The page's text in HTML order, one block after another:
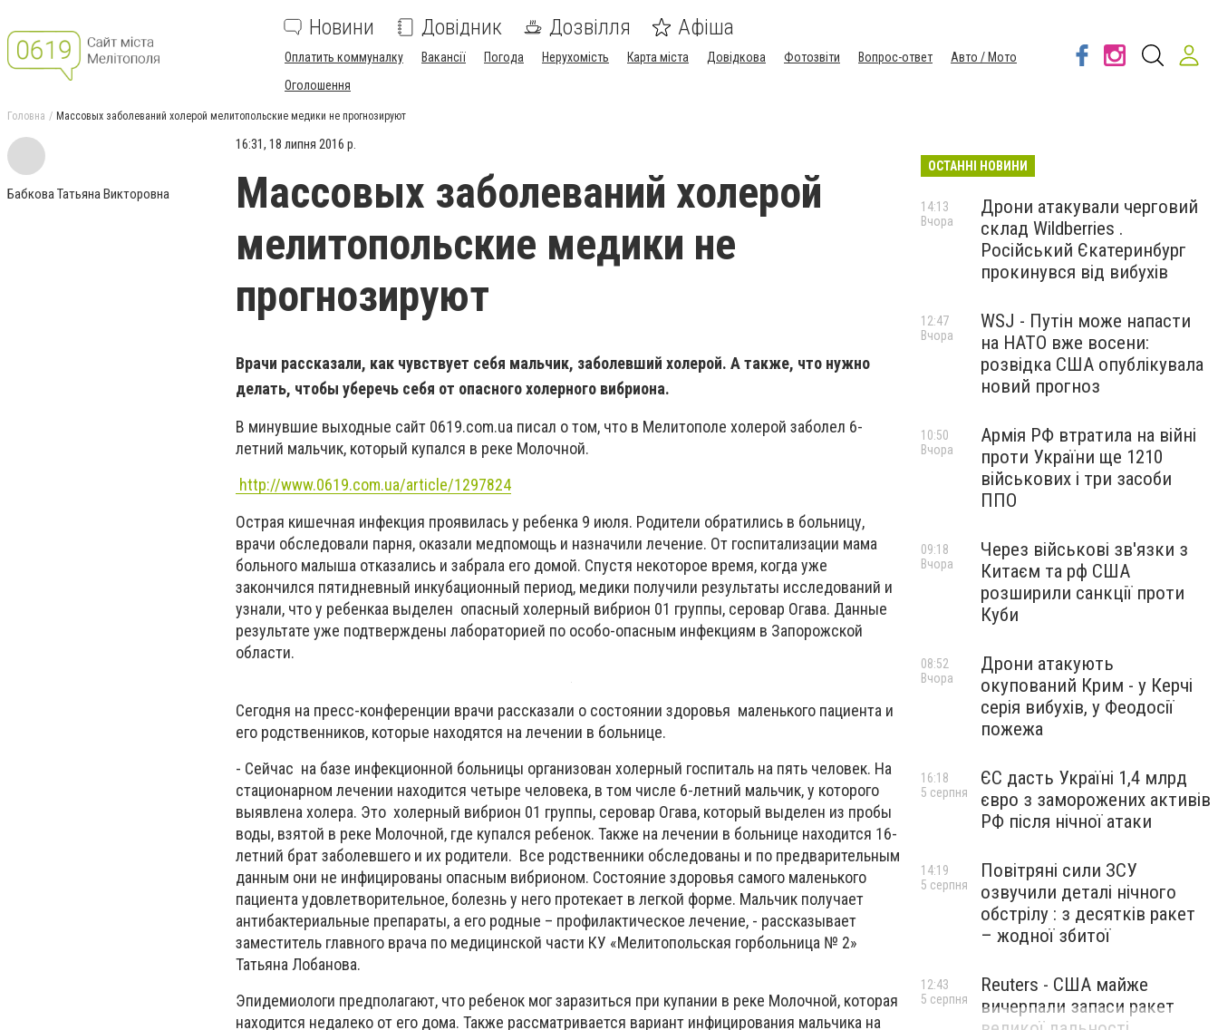
Новини Довідник Дозвілля Афіша
Оплатить коммуналку Вакансії Погода Нерухомість Карта міста Довідкова Фотозвіти Вопрос-ответ
Авто / Мото
Оголошення
Головна Массовых заболеваний холерой мелитопольские медики не прогнозируют
Бабкова Татьяна Викторовна
16:31, 18 липня 2016 р.
Массовых заболеваний холерой
мелитопольские медики не
прогнозируют
Врачи рассказали, как чувствует себя мальчик, заболевший холерой. А также, что нужно
делать, чтобы уберечь себя от опасного холерного вибриона.
В минувшие выходные сайт 0619.com.ua писал о том, что в Мелитополе холерой заболел 6-
летний мальчик, который купался в реке Молочной.
http://www.0619.com.ua/article/1297824
Острая кишечная инфекция проявилась у ребенка 9 июля. Родители обратились в больницу,
врачи обследовали парня, оказали медпомощь и назначили лечение. От госпитализации мама
больного малыша отказались и забрала его домой. Спустя некоторое время, когда уже
закончился пятидневный инкубационный период, медики получили результаты исследований и
узнали, что у ребенкаа выделен опасный холерный вибрион 01 группы, серовар Огава. Данные
результате уже подтверждены лабораторией по особо-опасным инфекциям в Запорожской
области.
Сегодня на пресс-конференции врачи рассказали о состоянии здоровья маленького пациента и
его родственников, которые находятся на лечении в больнице.
- Сейчас на базе инфекционной больницы организован холерный госпиталь на пять человек. На
стационарном лечении находится четыре человека, в том числе 6-летний мальчик, у которого
выявлена холера. Это холерный вибрион 01 группы, серовар Огава, который выделен из пробы
воды, взятой в реке Молочной, где купался ребенок. Также на лечении в больнице находится 16-
летний брат заболевшего и их родители. Все родственники обследованы и по предварительным
данным они не инфицированы опасным вибрионом. Состояние здоровья самого маленького
пациента удовлетворительное, болезнь у него протекает в легкой форме. Мальчик получает
антибактериальные препараты, а его родные – профилактическое лечение, - рассказывает
заместитель главного врача по медицинской части КУ «Мелитопольская горбольница № 2»
Татьяна Лобанова.
Эпидемиологи предполагают, что ребенок мог заразиться при купании в реке Молочной, которая
находится недалеко от его дома. Также рассматривается вариант инфицирования мальчика на
ОСТАННІ НОВИНИ
Дрони атакували черговий
склад Wildberries .
Російський Єкатеринбург
прокинувся від вибухів
14:13
Вчора
WSJ - Путін може напасти
на НАТО вже восени:
розвідка США опублікувала
новий прогноз
12:47
Вчора
Армія РФ втратила на війні
проти України ще 1210
військових і три засоби
ППО
10:50
Вчора
Через військові зв'язки з
Китаєм та рф США
розширили санкції проти
Куби
09:18
Вчора
Дрони атакують
окупований Крим - у Керчі
серія вибухів, у Феодосії
пожежа
08:52
Вчора
ЄС дасть Україні 1,4 млрд
євро з заморожених активів
РФ після нічної атаки
16:18
5 серпня
Повітряні сили ЗСУ
озвучили деталі нічного
обстрілу : з десятків ракет
– жодної збитої
14:19
5 серпня
Reuters - США майже
вичерпали запаси ракет
12:43
5 серпня